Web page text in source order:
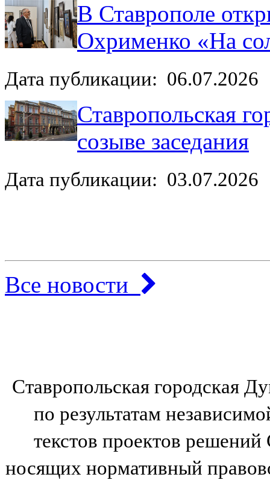
В Ставрополе
Охрименко «На
Дата публикации: 06.07.2026
Ставропольская
созыве заседания
Дата публикации: 03.07.2026
Все новости
Ставропольская городская
по результатам
текстов проектов
носящих нормативный